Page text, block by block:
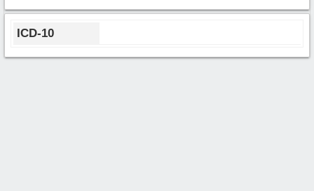
ICD-10